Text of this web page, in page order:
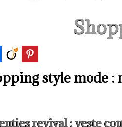
style mode :
revival : veste